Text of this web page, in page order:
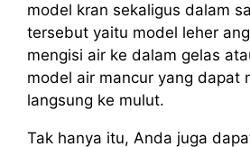
model kran sekaligus dalam
tersebut yaitu model leher
mengisi air ke dalam gelas
model air mancur yang dapat
langsung ke mulut.
Tak hanya itu, Anda juga